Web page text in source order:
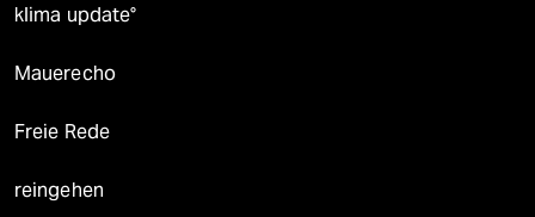
klima update°
Mauerecho
Freie Rede
reingehen